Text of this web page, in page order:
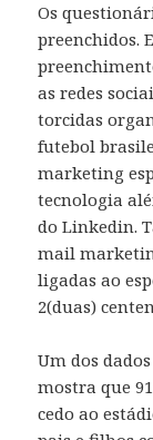
Os
preenchidos.
as redes
torcidas
futebol
marketing
tecnologia
do Linkedin.
mail
ligadas ao
2(duas)
Um dos
mostra que
cedo ao